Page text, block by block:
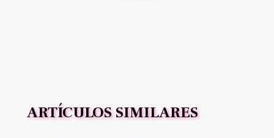
ARTÍCULOS SIMILARES